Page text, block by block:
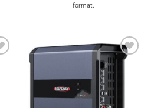
format.
Lägg till i
önskelistan